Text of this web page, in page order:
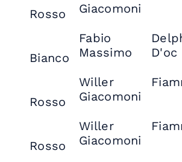
Rosso
Giacomoni
Bianco
Fabio
Massimo
D'oc
Rosso
Willer
Giacomoni
Rosso
Willer
Giacomoni